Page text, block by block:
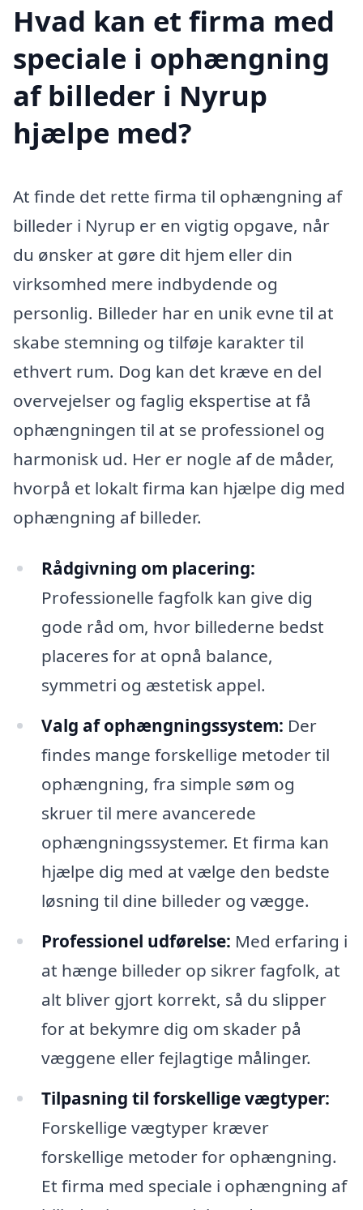
Hvad kan et firma med
speciale i ophængning
af billeder i Nyrup
hjælpe med?
At finde det rette firma til ophængning af
billeder i Nyrup er en vigtig opgave, når
du ønsker at gøre dit hjem eller din
virksomhed mere indbydende og
personlig. Billeder har en unik evne til at
skabe stemning og tilføje karakter til
ethvert rum. Dog kan det kræve en del
overvejelser og faglig ekspertise at få
ophængningen til at se professionel og
harmonisk ud. Her er nogle af de måder,
hvorpå et lokalt firma kan hjælpe dig med
ophængning af billeder.
Rådgivning om placering:
Professionelle fagfolk kan give dig
gode råd om, hvor billederne bedst
placeres for at opnå balance,
symmetri og æstetisk appel.
Valg af ophængningssystem: Der
findes mange forskellige metoder til
ophængning, fra simple søm og
skruer til mere avancerede
ophængningssystemer. Et firma kan
hjælpe dig med at vælge den bedste
løsning til dine billeder og vægge.
Professionel udførelse: Med erfaring i
at hænge billeder op sikrer fagfolk, at
alt bliver gjort korrekt, så du slipper
for at bekymre dig om skader på
væggene eller fejlagtige målinger.
Tilpasning til forskellige vægtyper:
Forskellige vægtyper kræver
forskellige metoder for ophængning.
Et firma med speciale i ophængning af